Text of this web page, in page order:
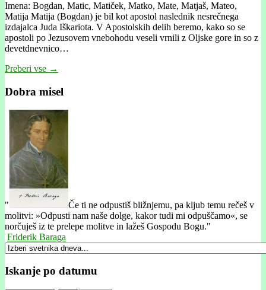
Imena: Bogdan, Matic, Matiček, Matko, Mate, Matjaš, Mateo,
Matija Matija (Bogdan) je bil kot apostol naslednik nesrečnega
izdajalca Juda Iškariota. V Apostolskih delih beremo, kako so se
apostoli po Jezusovem vnebohodu veseli vrnili z Oljske gore in so z
devetdnevnico…
Preberi vse →
Dobra misel
"
Če ti ne odpustiš bližnjemu, pa kljub temu rečeš v
molitvi: »Odpusti nam naše dolge, kakor tudi mi odpuščamo«, se
norčuješ iz te prelepe molitve in lažeš Gospodu Bogu."
Friderik Baraga
Iskanje po datumu